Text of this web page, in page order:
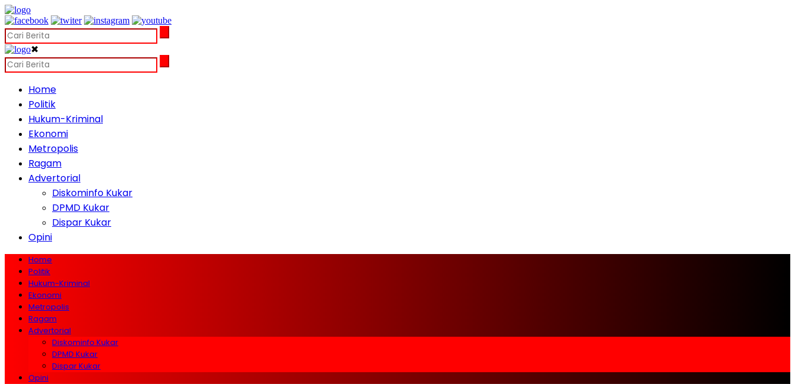
✖
Home
Politik
Hukum-Kriminal
Ekonomi
Metropolis
Ragam
Advertorial
Diskominfo Kukar
DPMD Kukar
Dispar Kukar
Opini
Home
Politik
Hukum-Kriminal
Ekonomi
Metropolis
Ragam
Advertorial
Diskominfo Kukar
DPMD Kukar
Dispar Kukar
Opini